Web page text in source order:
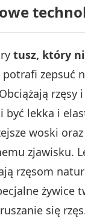
tusz, który
zepsuć
lekka i
woski
zjawisku.
rzęsom
żywice
się